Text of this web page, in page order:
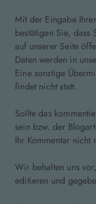
Mit der Eingabe
bestätigen Sie, dass
auf unserer Seite
Daten werden in
Eine sonstige
findet nicht statt.
Sollte das
sein bzw. der
Ihr Kommentar nicht
Wir behalten uns
editieren und